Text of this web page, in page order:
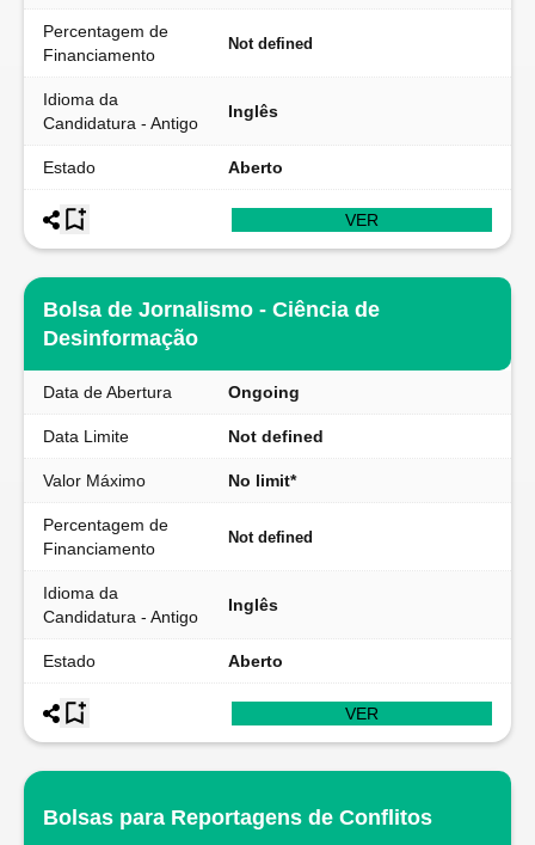
Percentagem de
Financiamento
Not defined
Idioma da
Candidatura - Antigo
Inglês
Estado Aberto
VER
Bolsa de Jornalismo - Ciência de
Desinformação
Data de Abertura Ongoing
Data Limite Not defined
Valor Máximo No limit*
Percentagem de
Financiamento
Not defined
Idioma da
Candidatura - Antigo
Inglês
Estado Aberto
VER
Bolsas para Reportagens de Conflitos